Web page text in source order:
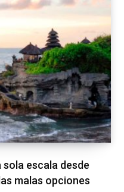
sola escala desde
malas opciones